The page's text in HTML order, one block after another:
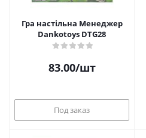
Гра настільна Менеджер
Dankotoys DTG28
83.00/шт
Под заказ